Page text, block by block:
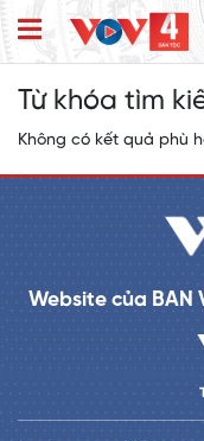
Từ khóa tìm
Không có kết quả phù
Website của BAN